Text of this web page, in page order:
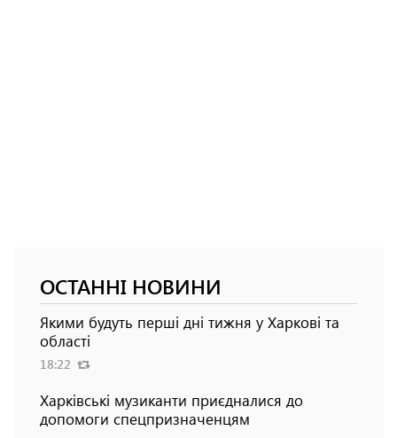
ОСТАННІ НОВИНИ
Якими будуть перші дні тижня у Харкові та
області
18:22
Харківські музиканти приєдналися до
допомоги спецпризначенцям